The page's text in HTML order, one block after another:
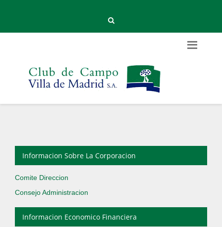
Informacion Sobre La Corporacion
Comite Direccion
Consejo Administracion
Informacion Economico Financiera